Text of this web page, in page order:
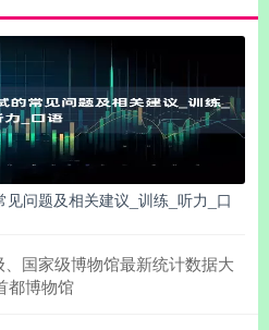
问题及相关建议_训练_听力_口
国家级博物馆最新统计数据大
都博物馆